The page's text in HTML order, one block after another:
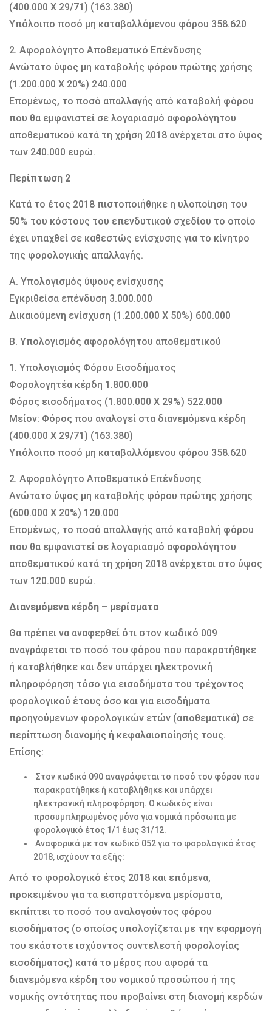
(400.000 Χ 29/71) (163.380)
Υπόλοιπο ποσό μη καταβαλλόμενου φόρου 358.620
2. Αφορολόγητο Αποθεματικό Επένδυσης
Ανώτατο ύψος μη καταβολής φόρου πρώτης χρήσης
(1.200.000 Χ 20%) 240.000
Επομένως, το ποσό απαλλαγής από καταβολή φόρου
που θα εμφανιστεί σε λογαριασμό αφορολόγητου
αποθεματικού κατά τη χρήση 2018 ανέρχεται στο ύψος
των 240.000 ευρώ.
Περίπτωση 2
Κατά το έτος 2018 πιστοποιήθηκε η υλοποίηση του
50% του κόστους του επενδυτικού σχεδίου το οποίο
έχει υπαχθεί σε καθεστώς ενίσχυσης για το κίνητρο
της φορολογικής απαλλαγής.
Α. Υπολογισμός ύψους ενίσχυσης
Εγκριθείσα επένδυση 3.000.000
Δικαιούμενη ενίσχυση (1.200.000 Χ 50%) 600.000
Β. Υπολογισμός αφορολόγητου αποθεματικού
1. Υπολογισμός Φόρου Εισοδήματος
Φορολογητέα κέρδη 1.800.000
Φόρος εισοδήματος (1.800.000 Χ 29%) 522.000
Μείον: Φόρος που αναλογεί στα διανεμόμενα κέρδη
(400.000 Χ 29/71) (163.380)
Υπόλοιπο ποσό μη καταβαλλόμενου φόρου 358.620
2. Αφορολόγητο Αποθεματικό Επένδυσης
Ανώτατο ύψος μη καταβολής φόρου πρώτης χρήσης
(600.000 Χ 20%) 120.000
Επομένως, το ποσό απαλλαγής από καταβολή φόρου
που θα εμφανιστεί σε λογαριασμό αφορολόγητου
αποθεματικού κατά τη χρήση 2018 ανέρχεται στο ύψος
των 120.000 ευρώ.
Διανεμόμενα κέρδη – μερίσματα
Θα πρέπει να αναφερθεί ότι στον κωδικό 009
αναγράφεται το ποσό του φόρου που παρακρατήθηκε
ή καταβλήθηκε και δεν υπάρχει ηλεκτρονική
πληροφόρηση τόσο για εισοδήματα του τρέχοντος
φορολογικού έτους όσο και για εισοδήματα
προηγούμενων φορολογικών ετών (αποθεματικά) σε
περίπτωση διανομής ή κεφαλαιοποίησής τους.
Επίσης:
Στον κωδικό 090 αναγράφεται το ποσό του φόρου που
παρακρατήθηκε ή καταβλήθηκε και υπάρχει
ηλεκτρονική πληροφόρηση. Ο κωδικός είναι
προσυμπληρωμένος μόνο για νομικά πρόσωπα με
φορολογικό έτος 1/1 έως 31/12.
Αναφορικά με τον κωδικό 052 για το φορολογικό έτος
2018, ισχύουν τα εξής:
Από το φορολογικό έτος 2018 και επόμενα,
προκειμένου για τα εισπραττόμενα μερίσματα,
εκπίπτει το ποσό του αναλογούντος φόρου
εισοδήματος (ο οποίος υπολογίζεται με την εφαρμογή
του εκάστοτε ισχύοντος συντελεστή φορολογίας
εισοδήματος) κατά το μέρος που αφορά τα
διανεμόμενα κέρδη του νομικού προσώπου ή της
νομικής οντότητας που προβαίνει στη διανομή κερδών